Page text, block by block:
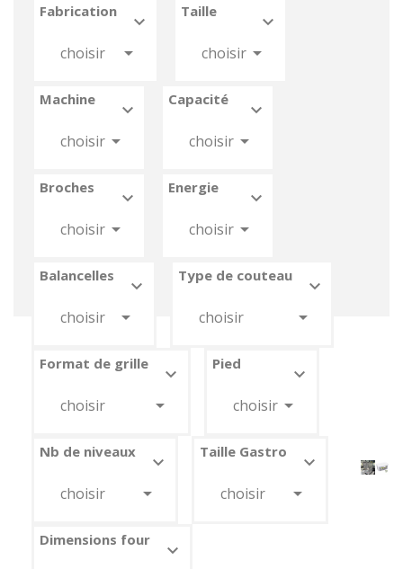
Fabrication

choisir 
Taille

choisir
Machine

choisir 
Capacité

choisir 
Broches

choisir 
Energie

choisir 
Balancelles

choisir 
Type de couteau

choisir 
Format de grille

choisir 
Pied

choisir
Nb de niveaux

choisir 
Taille Gastro

choisir 
Dimensions four
